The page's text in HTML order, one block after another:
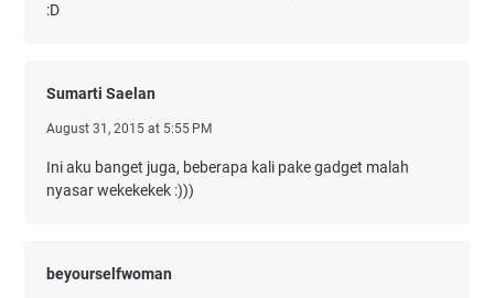
:D
Sumarti Saelan
August 31, 2015 at 5:55 PM
Ini aku banget juga, beberapa kali pake gadget malah
nyasar wekekekek :)))
beyourselfwoman